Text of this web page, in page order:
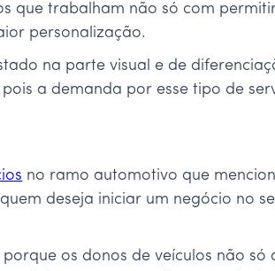
que trabalham não só com
personalização.
na parte visual e de
a demanda por esse tipo de
no ramo automotivo que
deseja iniciar um negócio no
os donos de veículos não